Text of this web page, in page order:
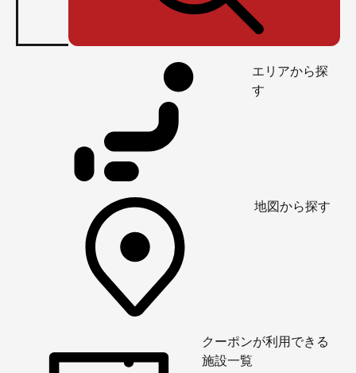
エリアから探
す
地図から探す
クーポンが利用できる
施設一覧